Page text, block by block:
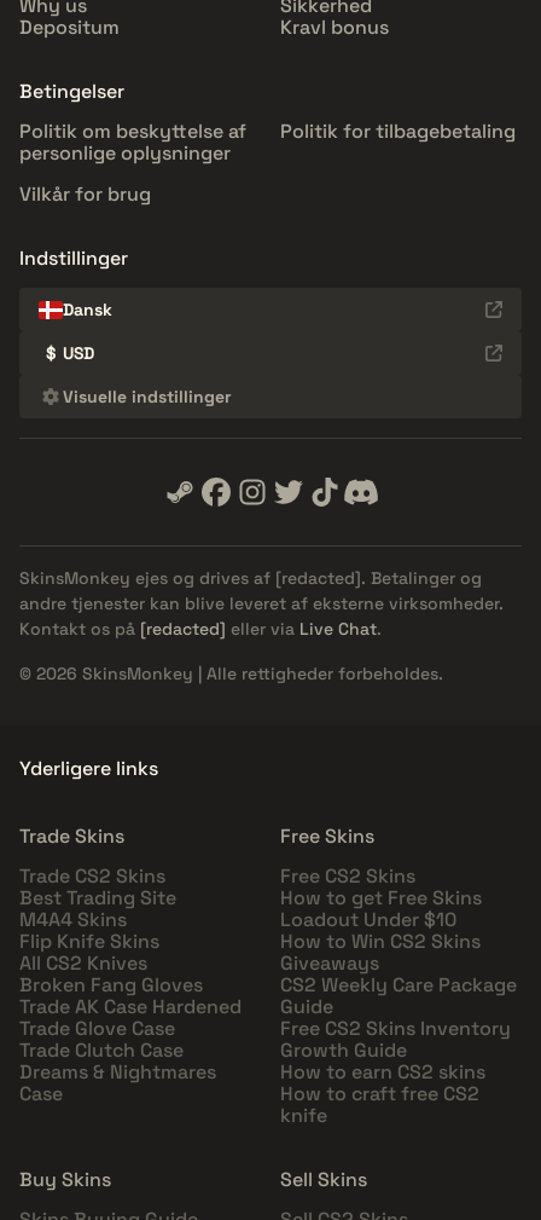
Why us
Depositum
Sikkerhed
Kravl bonus
Betingelser
Politik om beskyttelse af
personlige oplysninger
Politik for tilbagebetaling
Vilkår for brug
Indstillinger
Dansk
$ USD
Visuelle indstillinger
SkinsMonkey ejes og drives af [redacted]. Betalinger og
andre tjenester kan blive leveret af eksterne virksomheder.
Kontakt os på [redacted] eller via Live Chat.
© 2026 SkinsMonkey | Alle rettigheder forbeholdes.
Yderligere links
Trade Skins
Trade CS2 Skins
Best Trading Site
M4A4 Skins
Flip Knife Skins
All CS2 Knives
Broken Fang Gloves
Trade AK Case Hardened
Trade Glove Case
Trade Clutch Case
Dreams & Nightmares
Case
Free Skins
Free CS2 Skins
How to get Free Skins
Loadout Under $10
How to Win CS2 Skins
Giveaways
CS2 Weekly Care Package
Guide
Free CS2 Skins Inventory
Growth Guide
How to earn CS2 skins
How to craft free CS2
knife
Buy Skins
Sell Skins